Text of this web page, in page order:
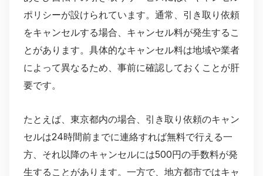
ポリシーが設けられています。通常、引き取り依頼
をキャンセルする場合、キャンセル料が発生するこ
とがあります。具体的なキャンセル料は地域や業者
によって異なるため、事前に確認しておくことが肝
要です。
たとえば、東京都内の場合、引き取り依頼のキャン
セルは24時間前までに連絡すれば無料で行える一
方、それ以降のキャンセルには500円の手数料が発
生することがあります。一方で、地方都市ではキャ